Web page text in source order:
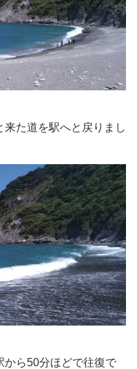
た道を駅へと戻りまし
から50分ほどで往復で